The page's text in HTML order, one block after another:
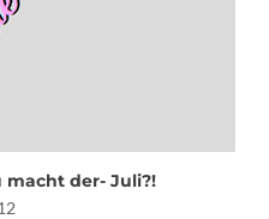
macht der- Juli?!